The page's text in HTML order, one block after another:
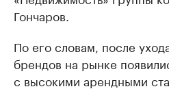
Гончаров.
По его словам, после
брендов на рынке
с высокими арендными